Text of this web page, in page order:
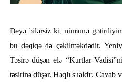
Deyə bilərsiz ki, nümunə
bu dəqiqə də çəkilməkdədir.
Təsirə düşən elə “Kurtlar
təsirinə düşər. Haqlı sualdır. Cavab